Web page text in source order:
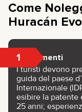
Come
Huracán
1 Documenti
I turisti devono
guida del paese
Internazionale
esibire la patente
25 anni;